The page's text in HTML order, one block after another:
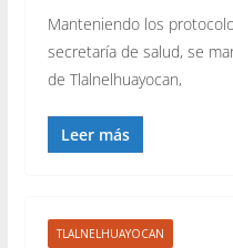
Manteniendo los
secretaría de salud, se
de Tlalnelhuayocan,
Leer más
TLALNELHUAYOCAN